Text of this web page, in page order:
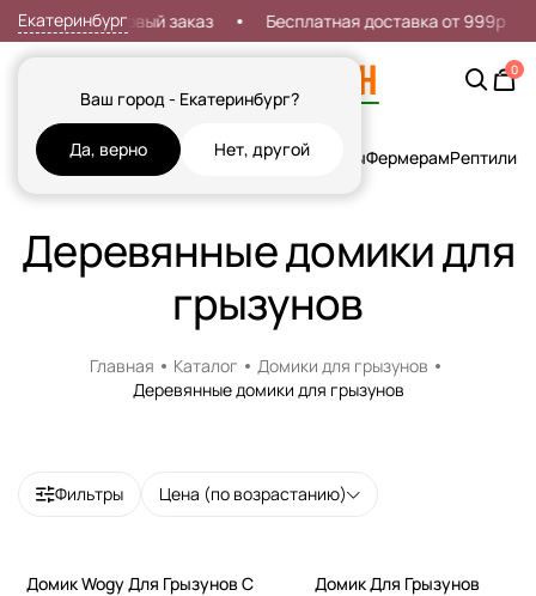
Екатеринбург
Ваш город - Екатеринбург?
Да, верно Нет, другой
7% на первый заказ Бесплатная доставка от 999р
0
Кошки СобакиРыбы Грызуны и Хорьки ПтицыФермерамРептилии
Деревянные домики для
грызунов
Главная Каталог
Домики для грызунов
Деревянные домики для грызунов
Фильтры Цена (по возрастанию)
Домик Wogy Для Грызунов С
Домик Для Грызунов